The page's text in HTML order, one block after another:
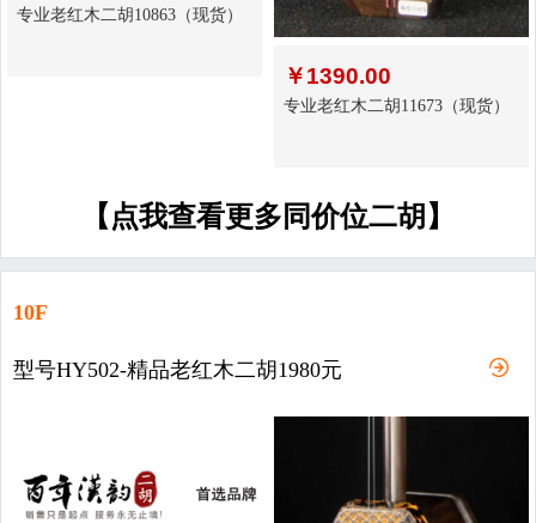
专业老红木二胡10863（现货）
￥1390.00
专业老红木二胡11673（现货）
【点我查看更多同价位二胡】
10F
型号HY502-精品老红木二胡1980元